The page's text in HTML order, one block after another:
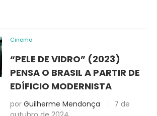
Cinema
“PELE DE VIDRO” (2023)
PENSA O BRASIL A PARTIR DE
EDÍFICIO MODERNISTA
por Guilherme Mendonça
7 de